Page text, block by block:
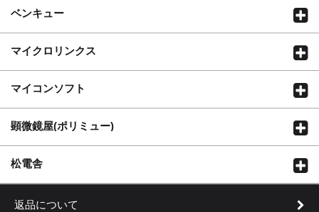
ベンキュー
マイクロリンクス
マイコンソフト
顕微鏡屋(ポリミュー)
松電舎
返品について